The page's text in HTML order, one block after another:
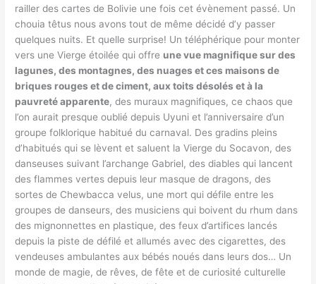
railler des cartes de Bolivie une fois cet évènement passé. Un
chouia têtus nous avons tout de même décidé d’y passer
quelques nuits. Et quelle surprise! Un téléphérique pour monter
vers une Vierge étoilée qui offre une vue magnifique sur des
lagunes, des montagnes, des nuages et ces maisons de
briques rouges et de ciment, aux toits désolés et à la
pauvreté apparente, des muraux magnifiques, ce chaos que
l’on aurait presque oublié depuis Uyuni et l’anniversaire d’un
groupe folklorique habitué du carnaval. Des gradins pleins
d’habitués qui se lèvent et saluent la Vierge du Socavon, des
danseuses suivant l’archange Gabriel, des diables qui lancent
des flammes vertes depuis leur masque de dragons, des
sortes de Chewbacca velus, une mort qui défile entre les
groupes de danseurs, des musiciens qui boivent du rhum dans
des mignonnettes en plastique, des feux d’artifices lancés
depuis la piste de défilé et allumés avec des cigarettes, des
vendeuses ambulantes aux bébés noués dans leurs dos… Un
monde de magie, de rêves, de fête et de curiosité culturelle